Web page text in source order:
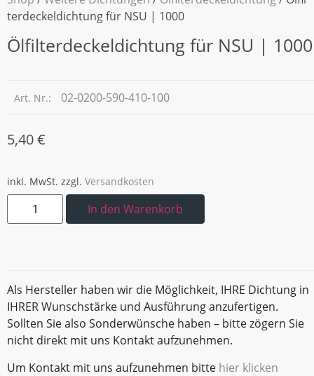
terdeckeldichtung für NSU | 1000
Ölfilterdeckeldichtung für NSU | 1000
Art. Nr.: 02-0200-590-410-100
5,40€
inkl. MwSt. zzgl. Versandkosten
In den Warenkorb
Als Hersteller haben wir die Möglichkeit, IHRE Dichtung in
IHRER Wunschstärke und Ausführung anzufertigen.
Sollten Sie also Sonderwünsche haben – bitte zögern Sie
nicht direkt mit uns Kontakt aufzunehmen.
Um Kontakt mit uns aufzunehmen bitte hier klicken